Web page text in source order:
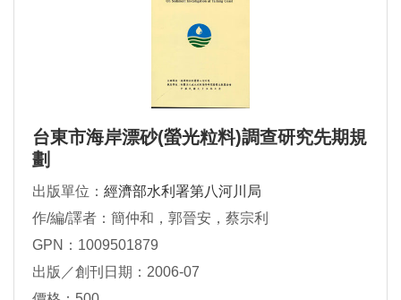
台東市海岸漂砂(螢光粒料)調查研究先期規
劃
出版單位： 經濟部水利署第八河川局
作/編/譯者：簡仲和，郭晉安，蔡宗利
GPN：1009501879
出版／創刊日期：2006-07